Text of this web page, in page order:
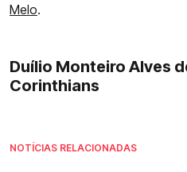
Melo.
Duílio Monteiro Alves
Corinthians
NOTÍCIAS RELACIONADAS